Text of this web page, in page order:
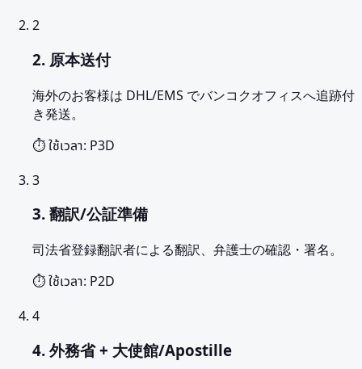
2
2. 原本送付
海外のお客様は DHL/EMS でバンコクオフィスへ追跡付
き発送。
⏱️ ใช้เวลา: P3D
3
3. 翻訳/公証準備
司法省登録翻訳者による翻訳、弁護士の確認・署名。
⏱️ ใช้เวลา: P2D
4
4. 外務省 + 大使館/Apostille